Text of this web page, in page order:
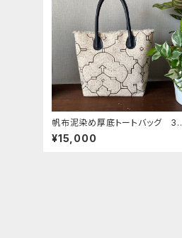
帆布泥染め厚底トートバッグ 35
x24x13 本革持ち手フリンジ
¥15,000